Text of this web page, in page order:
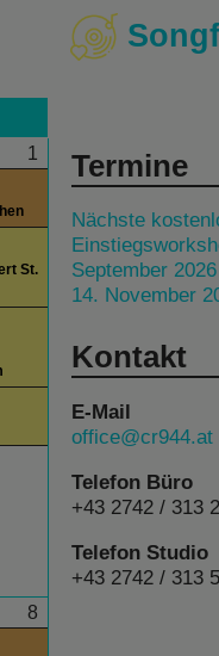
1
St.
8
Termine
Nächste
September
14. November
Kontakt
E-Mail
office@cr944.at
Telefon Büro
+43 2742 / 313
Telefon Studio
+43 2742 / 313